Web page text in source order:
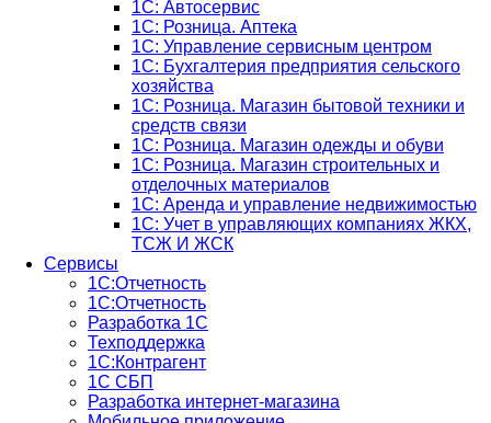
1С: Автосервис
1С: Розница. Аптека
1С: Управление сервисным центром
1С: Бухгалтерия предприятия сельского
хозяйства
1С: Розница. Магазин бытовой техники и
средств связи
1С: Розница. Магазин одежды и обуви
1С: Розница. Магазин строительных и
отделочных материалов
1С: Аренда и управление недвижимостью
1C: Учет в управляющих компаниях ЖКХ,
ТСЖ И ЖСК
Сервисы
1С:Отчетность
1С:Отчетность
Разработка 1С
Техподдержка
1С:Контрагент
1С СБП
Разработка интернет-магазина